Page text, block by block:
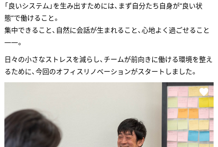
「良いシステム」を生み出すためには、まず自分たち自身が“良い状
態”で働けること。
集中できること、自然に会話が生まれること、心地よく過ごせること
——。
日々の小さなストレスを減らし、チームが前向きに働ける環境を整え
るために、今回のオフィスリノベーションがスタートしました。